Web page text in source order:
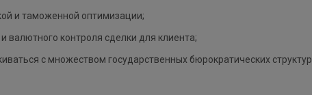
и таможенной оптимизации;
валютного контроля сделки для клиента;
с множеством государственных бюрократических структур.